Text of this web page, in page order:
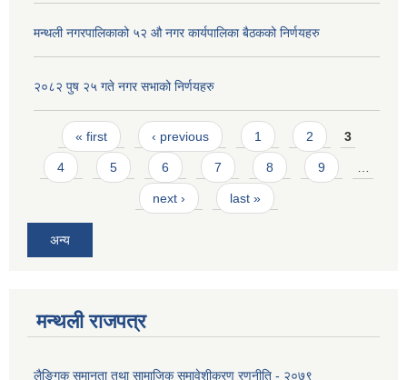
मन्थली नगरपालिकाको ५२ औ नगर कार्यपालिका बैठकको निर्णयहरु
२०८२ पुष २५ गते नगर सभाको निर्णयहरु
Pages
« first ‹ previous 1 2 3
4 5 6 7 8 9
next › last »
अन्य
मन्थली राजपत्र
लैङ्गिक समानता तथा सामाजिक समावेशीकरण रणनीति - २०७९